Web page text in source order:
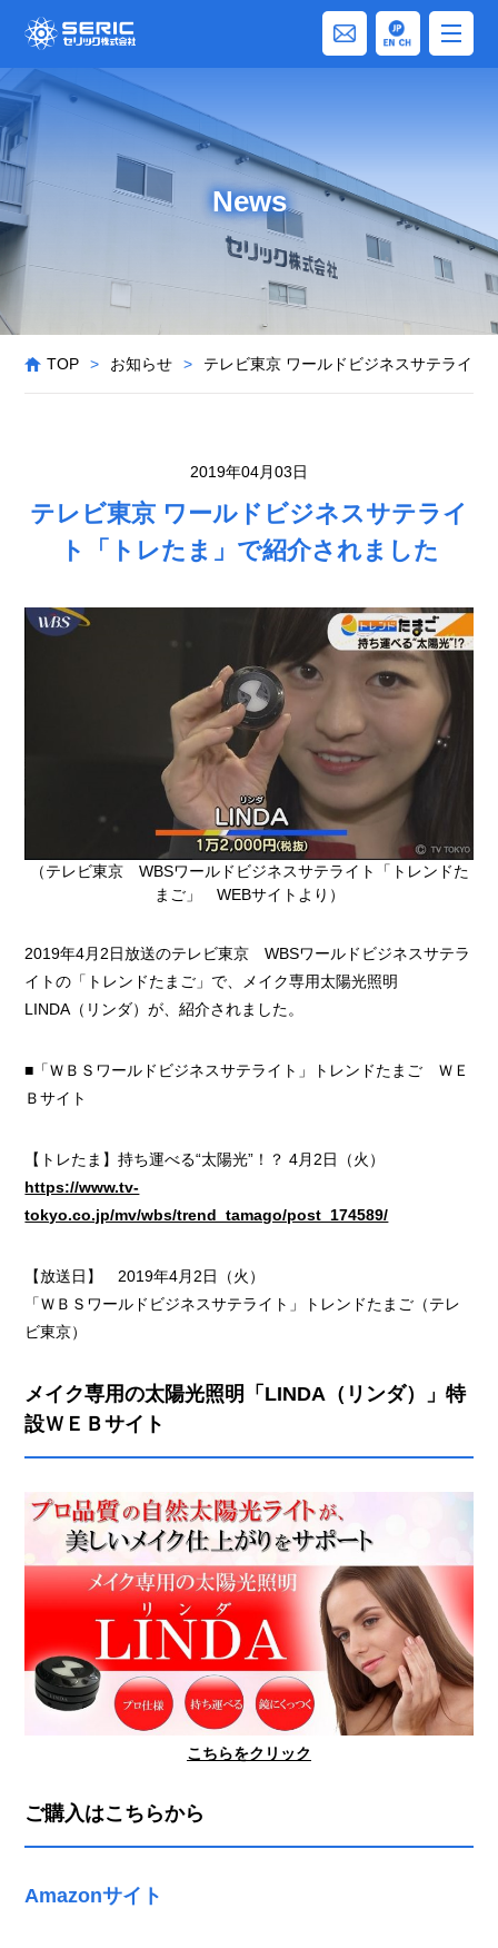
News
TOP > お知らせ > テレビ東京 ワールドビジネスサテライト
2019年04月03日
テレビ東京 ワールドビジネスサテライ
ト「トレたま」で紹介されました
（テレビ東京 WBSワールドビジネスサテライト「トレンドた
まご」 WEBサイトより）
2019年4月2日放送のテレビ東京 WBSワールドビジネスサテラ
イトの「トレンドたまご」で、メイク専用太陽光照明
LINDA（リンダ）が、紹介されました。
■「ＷＢＳワールドビジネスサテライト」トレンドたまご ＷＥ
Ｂサイト
【トレたま】持ち運べる“太陽光”！？ 4月2日（火）
https://www.tv-
tokyo.co.jp/mv/wbs/trend_tamago/post_174589/
【放送日】 2019年4月2日（火）
「ＷＢＳワールドビジネスサテライト」トレンドたまご（テレ
ビ東京）
メイク専用の太陽光照明「LINDA（リンダ）」特
設ＷＥＢサイト
こちらをクリック
ご購入はこちらから
Amazonサイト